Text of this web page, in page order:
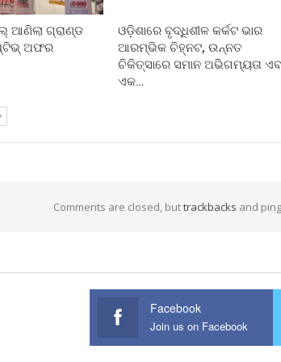
ଆଣିଲା ଗ୍ରାଣ୍ଡ
ଅଫର
ଓଡ଼ିଶାରେ ବୃଦ୍ଧିଶୀଳ କର୍କଟ ଭାର
ଆରମ୍ଭିକ ଚିହ୍ନଟ, ଉନ୍ନତ
ଚିକିତ୍ସାରେ ସମାନ ଅଭିଗମ୍ୟତା
ଏକ…
Comments are closed, buttrackbacks and
Facebook
Join us on Facebook